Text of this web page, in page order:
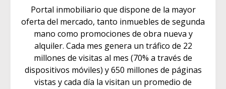
Portal inmobiliario que dispone de la mayor
oferta del mercado, tanto inmuebles de segunda
mano como promociones de obra nueva y
alquiler. Cada mes genera un tráfico de 22
millones de visitas al mes (70% a través de
dispositivos móviles) y 650 millones de páginas
vistas y cada día la visitan un promedio de